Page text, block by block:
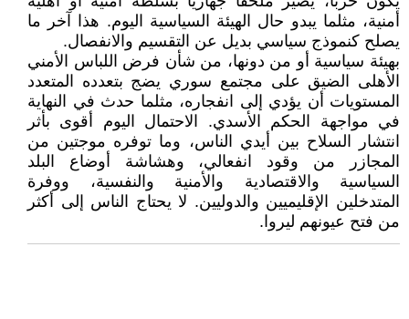
أمنية، مثلما يبدو حال الهيئة السياسية اليوم. هذا آخر ما
يصلح كنموذج سياسي بديل عن التقسيم والانفصال.
بهيئة سياسية أو من دونها، من شأن فرض اللباس الأمني
الأهلى الضيق على مجتمع سوري يضج بتعدده المتعدد
المستويات أن يؤدي إلى انفجاره، مثلما حدث في النهاية
في مواجهة الحكم الأسدي. الاحتمال اليوم أقوى بأثر
انتشار السلاح بين أيدي الناس، وما توفره موجتين من
المجازر من وقود انفعالي، وهشاشة أوضاع البلد
السياسية والاقتصادية والأمنية والنفسية، ووفرة
المتدخلين الإقليميين والدوليين. لا يحتاج الناس إلى أكثر
من فتح عيونهم ليروا.